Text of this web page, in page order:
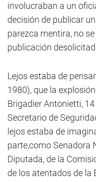
involucraban a un
decisión de publicar
parezca mentira, no
publicación
Lejos estaba de
1980), que la
Brigadier Antonietti,
Secretario de
lejos estaba de
parte,como Senadora
Diputada, de la
de los atentados de la